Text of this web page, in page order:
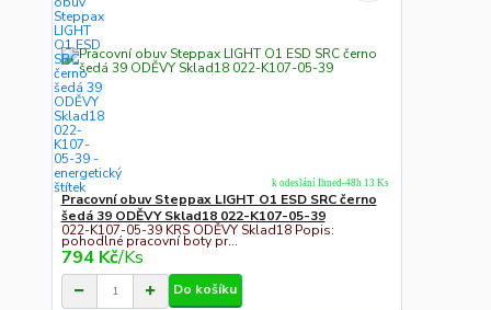
Pracovní obuv Steppax LIGHT O1 ESD SRC černo
šedá 39 ODĚVY Sklad18 022-K107-05-39
022-K107-05-39 KRS ODĚVY Sklad18 Popis:
pohodlné pracovní boty pr...
794 Kč/Ks
k odeslání Ihned-48h 13 Ks
Do košíku